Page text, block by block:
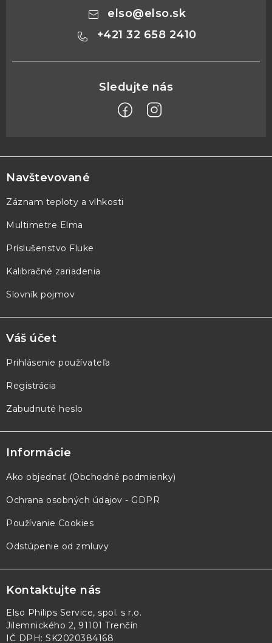
elso@elso.sk
+421 32 658 2410
á
p
ä
e
Navštevované
Záznam teploty a vlhkosti
Multimetre Elma
Príslušenstvo Fluke
Kalibračné zariadenia
Slovník pojmov
Váš účet
Prihlásenie používateľa
Registrácia
Zabudnuté heslo
Informácie
Ako objednať (Obchodné podmienky)
Ochrana osobných údajov - GDPR
Používanie Cookies
Odstúpenie od zmluvy
Kontaktujte nás
Elso Philips Service, spol. s r.o.
Jilemnického 2, 91101 Trenčín
IČ DPH: SK2020384168